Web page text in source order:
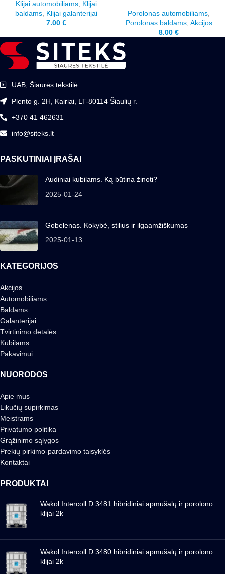
Klijai automobiliams, Klijai
baldams, Klijai galanterijai
7.00 €
Porolonas automobiliams,
Porolonas baldams, Akcijos
8.00 €
UAB, Šiaurės tekstilė
Plento g. 2H, Kairiai, LT-80114 Šiaulių r.
+370 41 462631
info@siteks.lt
PASKUTINIAI ĮRAŠAI
Audiniai kubilams. Ką būtina žinoti?
2025-01-24
Gobelenas. Kokybė, stilius ir ilgaamžiškumas
2025-01-13
KATEGORIJOS
Akcijos
Automobiliams
Baldams
Galanterijai
Tvirtinimo detalės
Kubilams
Pakavimui
NUORODOS
Apie mus
Likučių supirkimas
Meistrams
Privatumo politika
Grąžinimo sąlygos
Prekių pirkimo-pardavimo taisyklės
Kontaktai
PRODUKTAI
Wakol Intercoll D 3481 hibridiniai apmušalų ir porolono
klijai 2k
Wakol Intercoll D 3480 hibridiniai apmušalų ir porolono
klijai 2k